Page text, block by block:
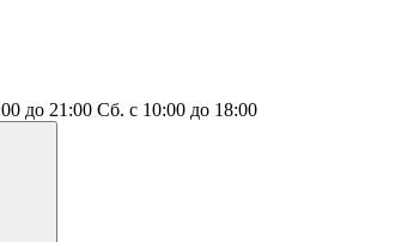
до 21:00 Сб. с 10:00 до 18:00